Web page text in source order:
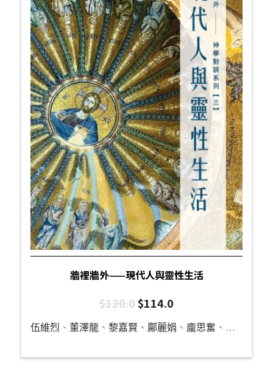
牆裡牆外——現代人與靈性生活
$120.0$114.0
伍維烈 、 董澤龍 、 黎嘉賢 、 鄺麗娟 、 龐思奮 、 何威達